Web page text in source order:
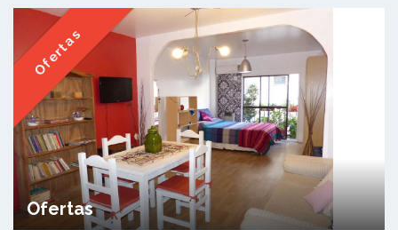
Ofertas
Ofertas